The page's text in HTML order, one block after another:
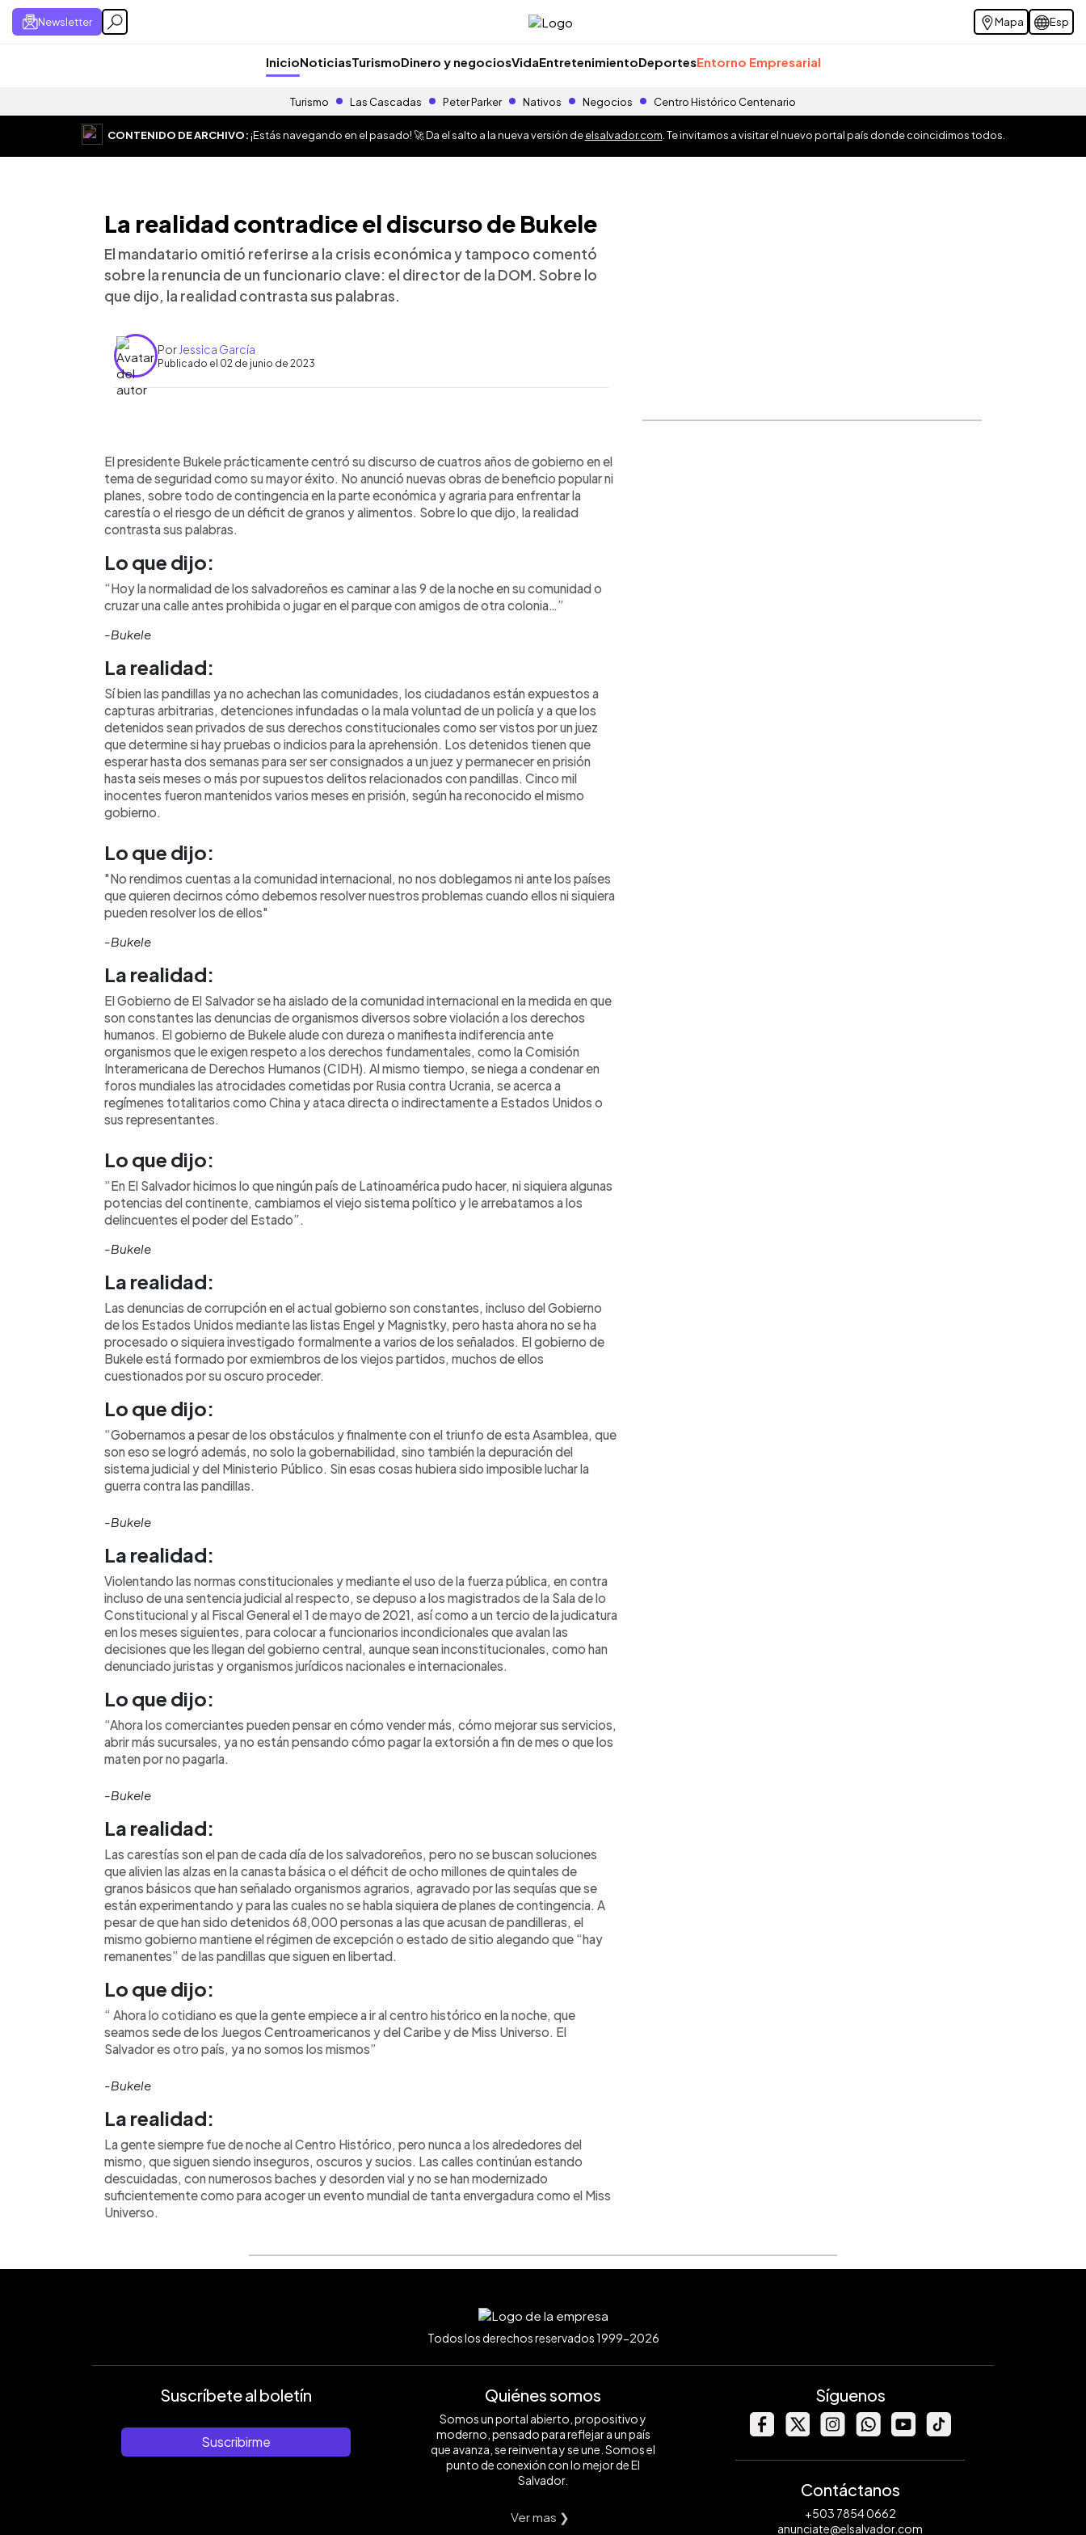
Newsletter Mapa Esp
InicioNoticiasTurismoDinero y negociosVidaEntretenimientoDeportesEntorno Empresarial
Turismo Las Cascadas Peter Parker Nativos Negocios Centro Histórico Centenario
CONTENIDO DE ARCHIVO:¡Estás navegando en el pasado! 🚀 Da el salto a la nueva versión deelsalvador.com . Te invitamos a visitar el nuevo portal país donde coincidimos todos.
La realidad contradice el discurso de Bukele
El mandatario omitió referirse a la crisis económica y tampoco comentó
sobre la renuncia de un funcionario clave: el director de la DOM. Sobre lo
que dijo, la realidad contrasta sus palabras.
Por Jessica García
Publicado el 02 de junio de 2023
Escuchar artículo
El presidente Bukele prácticamente centró su discurso de cuatros años de gobierno en el
tema de seguridad como su mayor éxito. No anunció nuevas obras de beneficio popular ni
planes, sobre todo de contingencia en la parte económica y agraria para enfrentar la
carestía o el riesgo de un déficit de granos y alimentos. Sobre lo que dijo, la realidad
contrasta sus palabras.
Lo que dijo:
“Hoy la normalidad de los salvadoreños es caminar a las 9 de la noche en su comunidad o
cruzar una calle antes prohibida o jugar en el parque con amigos de otra colonia…”
-Bukele
La realidad:
Sí bien las pandillas ya no achechan las comunidades, los ciudadanos están expuestos a
capturas arbitrarias, detenciones infundadas o la mala voluntad de un policía y a que los
detenidos sean privados de sus derechos constitucionales como ser vistos por un juez
que determine si hay pruebas o indicios para la aprehensión. Los detenidos tienen que
esperar hasta dos semanas para ser ser consignados a un juez y permanecer en prisión
hasta seis meses o más por supuestos delitos relacionados con pandillas. Cinco mil
inocentes fueron mantenidos varios meses en prisión, según ha reconocido el mismo
gobierno.
Lo que dijo:
"No rendimos cuentas a la comunidad internacional, no nos doblegamos ni ante los países
que quieren decirnos cómo debemos resolver nuestros problemas cuando ellos ni siquiera
pueden resolver los de ellos"
-Bukele
La realidad:
El Gobierno de El Salvador se ha aislado de la comunidad internacional en la medida en que
son constantes las denuncias de organismos diversos sobre violación a los derechos
humanos. El gobierno de Bukele alude con dureza o manifiesta indiferencia ante
organismos que le exigen respeto a los derechos fundamentales, como la Comisión
Interamericana de Derechos Humanos (CIDH). Al mismo tiempo, se niega a condenar en
foros mundiales las atrocidades cometidas por Rusia contra Ucrania, se acerca a
regímenes totalitarios como China y ataca directa o indirectamente a Estados Unidos o
sus representantes.
Lo que dijo:
“En El Salvador hicimos lo que ningún país de Latinoamérica pudo hacer, ni siquiera algunas
potencias del continente, cambiamos el viejo sistema político y le arrebatamos a los
delincuentes el poder del Estado”.
-Bukele
La realidad:
Las denuncias de corrupción en el actual gobierno son constantes, incluso del Gobierno
de los Estados Unidos mediante las listas Engel y Magnistky, pero hasta ahora no se ha
procesado o siquiera investigado formalmente a varios de los señalados. El gobierno de
Bukele está formado por exmiembros de los viejos partidos, muchos de ellos
cuestionados por su oscuro proceder.
Lo que dijo:
“Gobernamos a pesar de los obstáculos y finalmente con el triunfo de esta Asamblea, que
son eso se logró además, no solo la gobernabilidad, sino también la depuración del
sistema judicial y del Ministerio Público. Sin esas cosas hubiera sido imposible luchar la
guerra contra las pandillas.
-Bukele
La realidad:
Violentando las normas constitucionales y mediante el uso de la fuerza pública, en contra
incluso de una sentencia judicial al respecto, se depuso a los magistrados de la Sala de lo
Constitucional y al Fiscal General el 1 de mayo de 2021, así como a un tercio de la judicatura
en los meses siguientes, para colocar a funcionarios incondicionales que avalan las
decisiones que les llegan del gobierno central, aunque sean inconstitucionales, como han
denunciado juristas y organismos jurídicos nacionales e internacionales.
Lo que dijo:
“Ahora los comerciantes pueden pensar en cómo vender más, cómo mejorar sus servicios,
abrir más sucursales, ya no están pensando cómo pagar la extorsión a fin de mes o que los
maten por no pagarla.
-Bukele
La realidad:
Las carestías son el pan de cada día de los salvadoreños, pero no se buscan soluciones
que alivien las alzas en la canasta básica o el déficit de ocho millones de quintales de
granos básicos que han señalado organismos agrarios, agravado por las sequías que se
están experimentando y para las cuales no se habla siquiera de planes de contingencia. A
pesar de que han sido detenidos 68,000 personas a las que acusan de pandilleras, el
mismo gobierno mantiene el régimen de excepción o estado de sitio alegando que “hay
remanentes” de las pandillas que siguen en libertad.
Lo que dijo:
“ Ahora lo cotidiano es que la gente empiece a ir al centro histórico en la noche, que
seamos sede de los Juegos Centroamericanos y del Caribe y de Miss Universo. El
Salvador es otro país, ya no somos los mismos”
-Bukele
La realidad:
La gente siempre fue de noche al Centro Histórico, pero nunca a los alrededores del
mismo, que siguen siendo inseguros, oscuros y sucios. Las calles continúan estando
descuidadas, con numerosos baches y desorden vial y no se han modernizado
suficientemente como para acoger un evento mundial de tanta envergadura como el Miss
Universo.
Todos los derechos reservados 1999-2026
Suscríbete al boletín
Suscribirme
Quiénes somos
Somos un portal abierto, propositivo y
moderno, pensado para reflejar a un país
que avanza, se reinventa y se une. Somos el
punto de conexión con lo mejor de El
Salvador.
Ver mas ❯
Síguenos
Contáctanos
+503 7854 0662
anunciate@elsalvador.com